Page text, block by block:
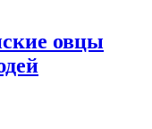
овцы